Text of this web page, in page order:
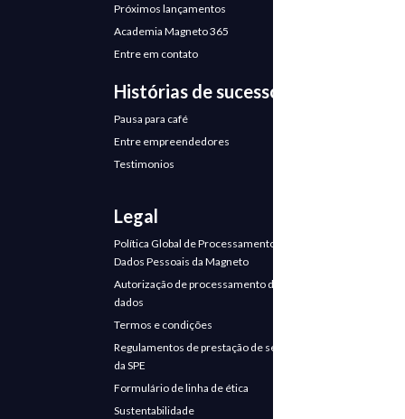
Próximos lançamentos
Academia Magneto 365
Entre em contato
Histórias de sucesso
Pausa para café
Entre empreendedores
Testimonios
Legal
Política Global de Processamento de
Dados Pessoais da Magneto
Autorização de processamento de
dados
Termos e condições
Regulamentos de prestação de serviços
da SPE
Formulário de linha de ética
Sustentabilidade